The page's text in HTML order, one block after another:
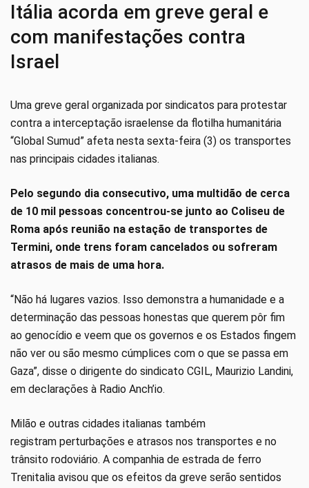
Itália acorda em greve geral e
com manifestações contra
Israel
Uma greve geral organizada por sindicatos para protestar
contra a interceptação israelense da flotilha humanitária
“Global Sumud” afeta nesta sexta-feira (3) os transportes
nas principais cidades italianas.
Pelo segundo dia consecutivo, uma multidão de cerca
de 10 mil pessoas concentrou-se junto ao Coliseu de
Roma após reunião na estação de transportes de
Termini, onde trens foram cancelados ou sofreram
atrasos de mais de uma hora.
“Não há lugares vazios. Isso demonstra a humanidade e a
determinação das pessoas honestas que querem pôr fim
ao genocídio e veem que os governos e os Estados fingem
não ver ou são mesmo cúmplices com o que se passa em
Gaza”, disse o dirigente do sindicato CGIL, Maurizio Landini,
em declarações à Radio Anch’io.
Milão e outras cidades italianas também
registram perturbações e atrasos nos transportes e no
trânsito rodoviário. A companhia de estrada de ferro
Trenitalia avisou que os efeitos da greve serão sentidos